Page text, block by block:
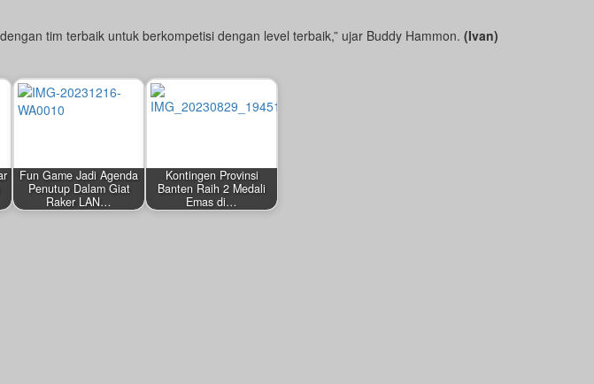
tim terbaik untuk berkompetisi dengan level terbaik,” ujar Buddy Hammon. (Ivan)
Fun Game Jadi Agenda
Penutup Dalam Giat
Raker LAN…
Kontingen Provinsi
Banten Raih 2 Medali
Emas di…